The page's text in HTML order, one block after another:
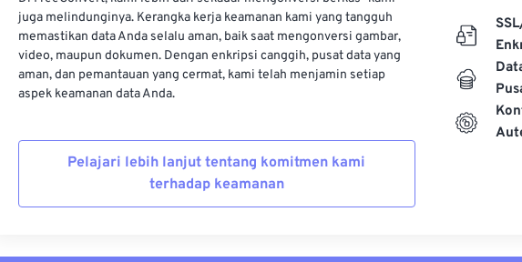
juga melindunginya. Kerangka kerja keamanan kami yang tangguh
memastikan data Anda selalu aman, baik saat mengonversi gambar,
video, maupun dokumen. Dengan enkripsi canggih, pusat data yang
aman, dan pemantauan yang cermat, kami telah menjamin setiap
aspek keamanan data Anda.
Pelajari lebih lanjut tentang komitmen kami
terhadap keamanan